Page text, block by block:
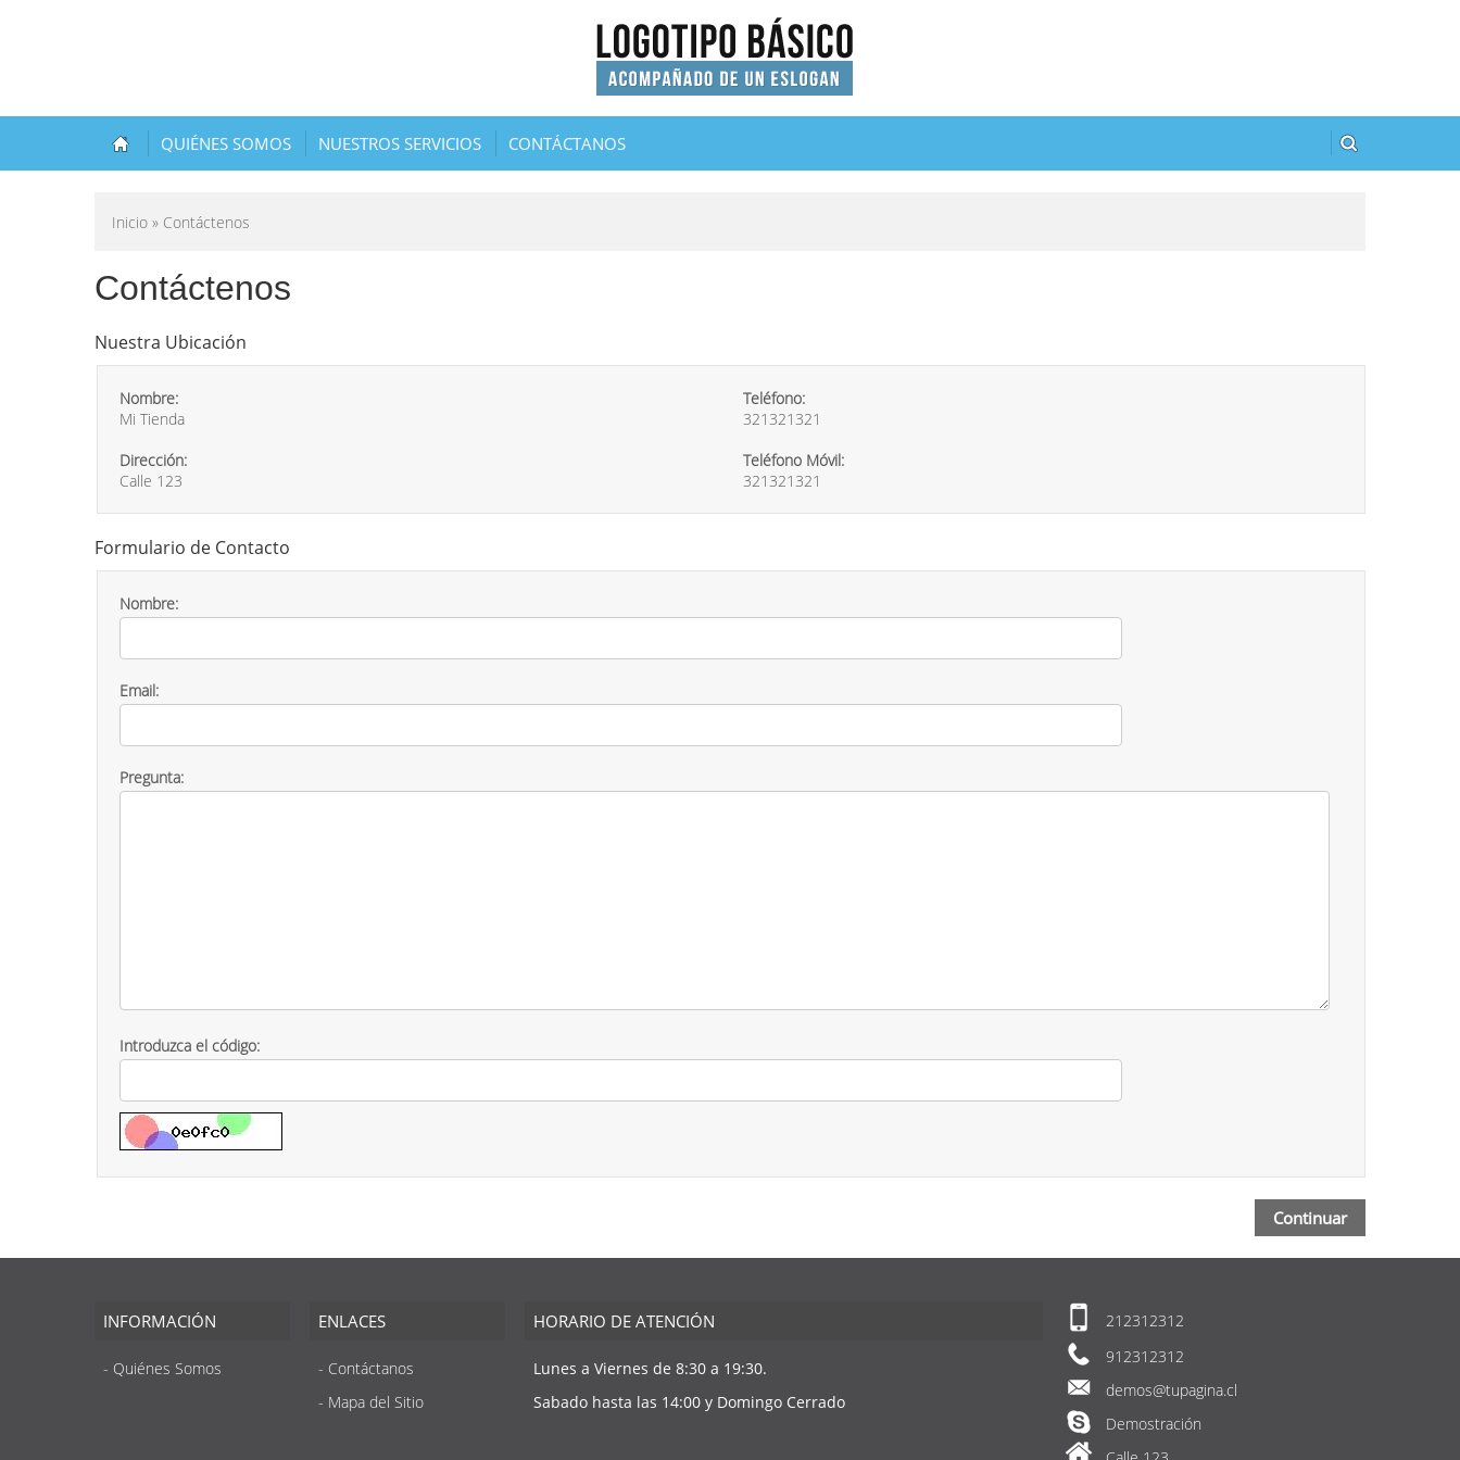
QUIÉNES SOMOS NUESTROS SERVICIOS CONTÁCTANOS
Inicio » Contáctenos
Contáctenos
Nuestra Ubicación
Nombre:
Mi Tienda
Dirección:
Calle 123
Teléfono:
321321321
Teléfono Móvil:
321321321
Formulario de Contacto
Nombre:
Email:
Pregunta:
Introduzca el código:
INFORMACIÓN
Quiénes Somos
ENLACES
Contáctanos
Mapa del Sitio
HORARIO DE ATENCIÓN
Lunes a Viernes de 8:30 a 19:30.
Sabado hasta las 14:00 y Domingo Cerrado
212312312
912312312
demos@tupagina.cl
Demostración